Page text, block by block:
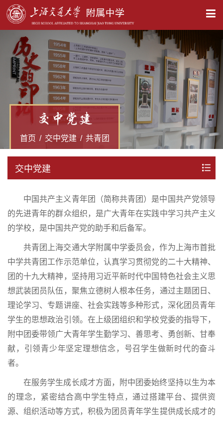
X
交中党建
首页 / 交中党建 / 共青团
交中党建
中国共产主义青年团（简称共青团）是中国共产党领导
的先进青年的群众组织，是广大青年在实践中学习共产主义
的学校，是中国共产党的助手和后备军。
共青团上海交通大学附属中学委员会，作为上海市首批
中学共青团工作示范单位，认真学习贯彻党的二十大精神、
团的十九大精神，坚持用习近平新时代中国特色社会主义思
想武装团员队伍，聚焦立德树人根本任务，通过主题团日、
理论学习、专题讲座、社会实践等多种形式，深化团员青年
学生的思想政治引领。在上级团组织和学校党委的指导下，
附中团委带领广大青年学生勤学习、善思考、勇创新、甘奉
献，引领青少年坚定理想信念，号召学生做新时代的奋斗
者。
在服务学生成长成才方面，附中团委始终坚持以生为本
的理念，紧密结合高中学生特点，通过搭建平台、提供资
源、组织活动等方式，积极为团员青年学生提供成长成才的